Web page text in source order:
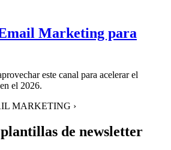
Marketing para
este canal para acelerar el
el 2026.
MARKETING ›
de newsletter